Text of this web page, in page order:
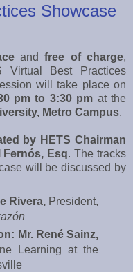
Showcase
andfree of charge,
Best Practices
will take place on
pm to 3:30 pm at the
Metro Campus.
by HETS Chairman
Fernós, Esq. The tracks
will be discussed by
Rivera, President,
Mr. René Sainz,
Learning at the